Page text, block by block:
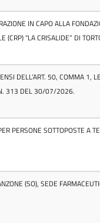
IN CAPO ALLA
(CRP) “LA CRISALIDE” DI
DELL’ART. 50, COMMA 1,
N. 313 DEL 30/07/2026.
PERSONE SOTTOPOSTE
(SO), SEDE